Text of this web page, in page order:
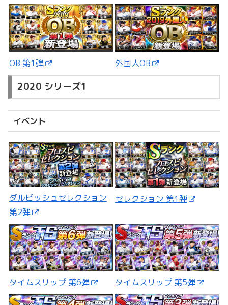
OB 第1弾 外国人OB
2020 シリーズ1
イベント
ダルビッシュセレクション
第2弾
セレクション 第1弾
タイムスリップ 第6弾 タイムスリップ 第5弾